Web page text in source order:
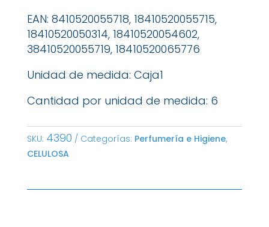
EAN: 8410520055718, 18410520055715,
18410520050314, 18410520054602,
38410520055719, 18410520065776
Unidad de medida: Caja1
Cantidad por unidad de medida: 6
SKU: 4390 Categorías: Perfumería e Higiene,
CELULOSA